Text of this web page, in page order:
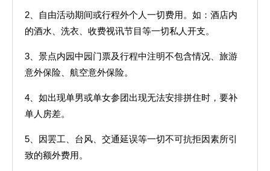
2、自由活动期间或行程外个人一切费用。如：酒店内
的酒水、洗衣、收费视讯节目等一切私人开支。
3、景点内园中园门票及行程中注明不包含情况、旅游
意外保险、航空意外保险。
4、如出现单男或单女参团出现无法安排拼住时，要补
单人房差。
5、因罢工、台风、交通延误等一切不可抗拒因素所引
致的额外费用。